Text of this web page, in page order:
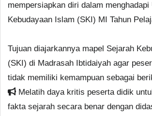
mempersiapkan diri dalam
Kebudayaan Islam (SKI) MI Tahun
Tujuan diajarkannya mapel Sejarah
(SKI) di Madrasah Ibtidaiyah agar
tidak memiliki kemampuan sebagai
Melatih daya kritis peserta didik
fakta sejarah secara benar dengan